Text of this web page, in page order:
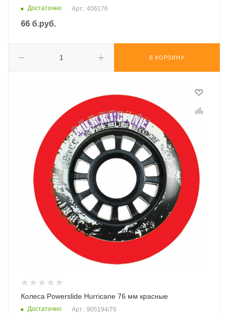
Достаточно Арт.: 406176
66 б.руб.
В КОРЗИНУ
Колеса Powerslide Hurricane 76 мм красные
Достаточно Арт.: 905194/76